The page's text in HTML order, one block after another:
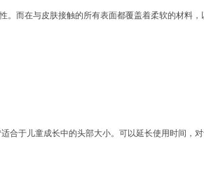
而在与皮肤接触的所有表面都覆盖着柔软的材料
合于儿童成长中的头部大小。可以延长使用时间，